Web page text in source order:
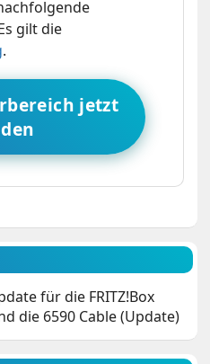
gilt die
.
jetzt
für die FRITZ!Box
die 6590 Cable (Update)